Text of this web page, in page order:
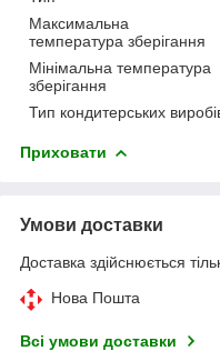
Максимальна
температура зберігання
Мінімальна температура
зберігання
Тип кондитерських
Приховати
Умови доставки
Доставка здійснюється
Нова Пошта
Всі умови доставки